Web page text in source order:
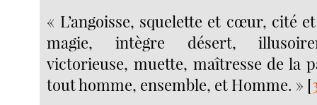
« L’angoisse, squelette et cœur, cité
magie, intègre désert,
victorieuse, muette, maîtresse de la
tout homme, ensemble, et Homme. » [